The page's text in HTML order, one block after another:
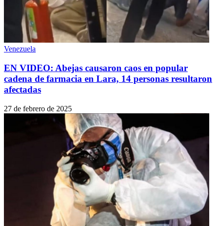
Venezuela
EN VIDEO: Abejas causaron caos en popular
cadena de farmacia en Lara, 14 personas resultaron
afectadas
27 de febrero de 2025